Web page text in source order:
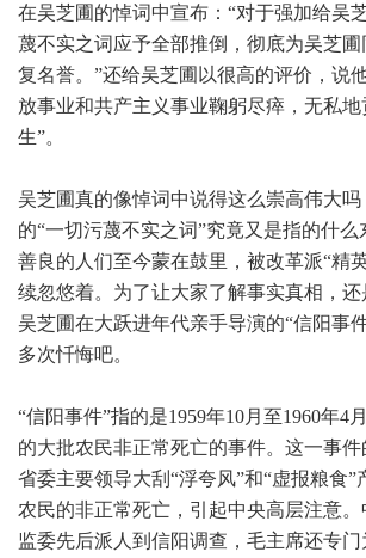
在吴芝圃的悼词中宣布：“对于强加给吴
蔑不实之词应予全部推倒，彻底为吴芝
复名誉。”还给吴芝圃以很高的评价，说
放事业和共产主义事业鞠躬尽瘁，无私
生”。
吴芝圃真的像悼词中说得这么崇高伟大
的“一切污蔑不实之词”究竟又是指的什
善良的人们至今蒙在鼓里，被改革派“精
续忽悠着。为了让大家了解事实真相，
吴芝圃在大跃进年代亲手导演的“信阳事
多次忏悔吧。
“信阳事件”指的是1959年10月至1960年4
的大批农民非正常死亡的事件。这一事
省委主要领导大刮“浮夸风”和“虚报粮食”
农民的非正常死亡，引起中央高层注意
监委先后派人到信阳调查，毛主席还专